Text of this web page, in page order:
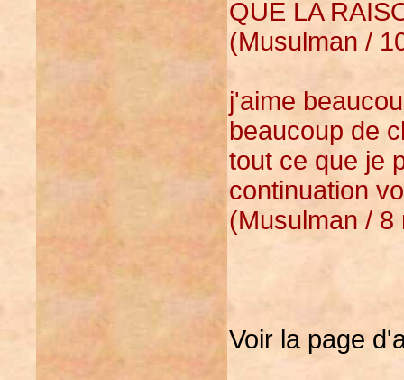
QUE LA
(Musulman /
j'aime
beaucoup de
tout ce que je
continuation
(Musulman / 8
Voir la page